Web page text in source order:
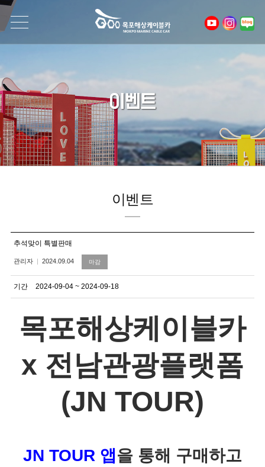
이벤트
이벤트
추석맞이 특별판매
관리자 2024.09.04 마감
기간 2024-09-04 ~ 2024-09-18
목포해상케이블카
x 전남관광플랫폼
(JN TOUR)
JN TOUR 앱 을 통해 구매하고